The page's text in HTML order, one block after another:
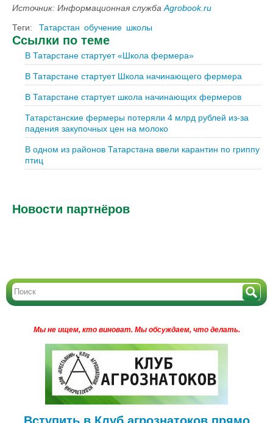
Источник: Информационная служба Agrobook.ru
Теги:
Татарстан обучение школы
Ссылки по теме
В Татарстане стартует «Школа фермера»
В Татарстане стартует Школа начинающего фермера
В Татарстане стартует школа начинающих фермеров
Татарстанские фермеры потеряли 4 млрд рублей из-за
падения закупочных цен на молоко
В одном из районов Татарстана ввели карантин по гриппу
птиц
Новости партнёров
Мы не ищем, кто виноват. Мы обсуждаем, что делать.
Вступить в Клуб агрознатоков прямо